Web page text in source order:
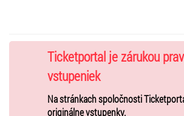
KLAVIRISTI:
Matej Arendárik
František Panáček
Ticketportal je zárukou
vstupeniek
Na stránkach spoločnosti
originálne vstupenky.